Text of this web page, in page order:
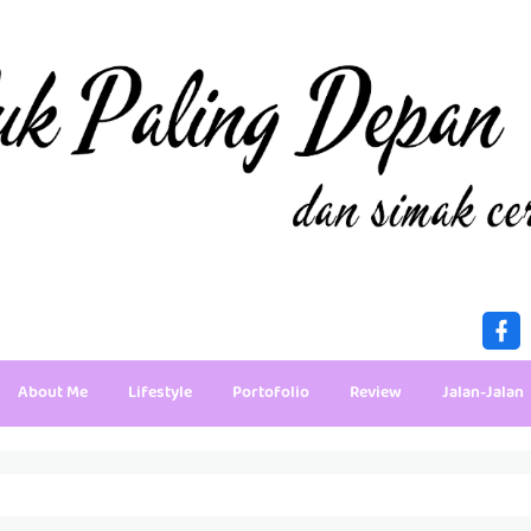
About Me Lifestyle Portofolio Review Jalan-Jalan